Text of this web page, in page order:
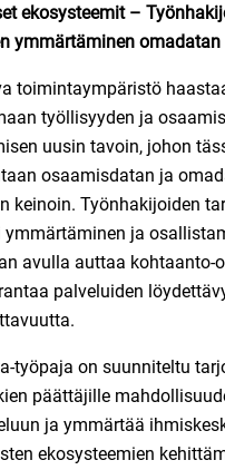
ekosysteemit –
ymmärtäminen omadatan
toimintaympäristö
työllisyyden ja
uusin tavoin, johon
osaamisdatan ja
keinoin. Työnhakijoiden
ymmärtäminen ja
avulla auttaa kohtaanto-
palveluiden
työpaja on suunniteltu
päättäjille
ja ymmärtää
ekosysteemien